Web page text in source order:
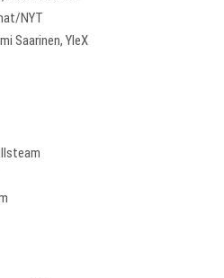
NYT
Saarinen, YleX